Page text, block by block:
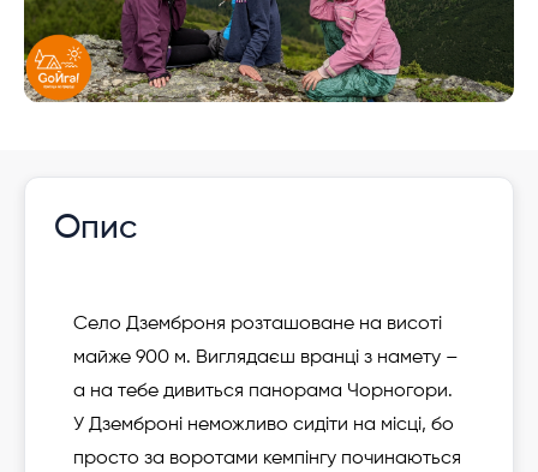
Опис
Село Дземброня розташоване на висоті
майже 900 м. Виглядаєш вранці з намету –
а на тебе дивиться панорама Чорногори.
У Дземброні неможливо сидіти на місці, бо
просто за воротами кемпінгу починаються